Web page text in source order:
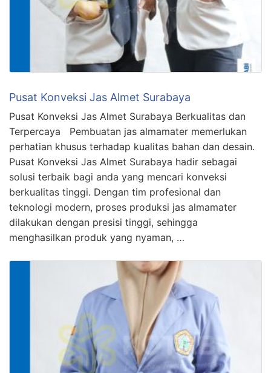
Pusat Konveksi Jas Almet Surabaya
Pusat Konveksi Jas Almet Surabaya Berkualitas dan
Terpercaya Pembuatan jas almamater memerlukan
perhatian khusus terhadap kualitas bahan dan desain.
Pusat Konveksi Jas Almet Surabaya hadir sebagai
solusi terbaik bagi anda yang mencari konveksi
berkualitas tinggi. Dengan tim profesional dan
teknologi modern, proses produksi jas almamater
dilakukan dengan presisi tinggi, sehingga
menghasilkan produk yang nyaman, …